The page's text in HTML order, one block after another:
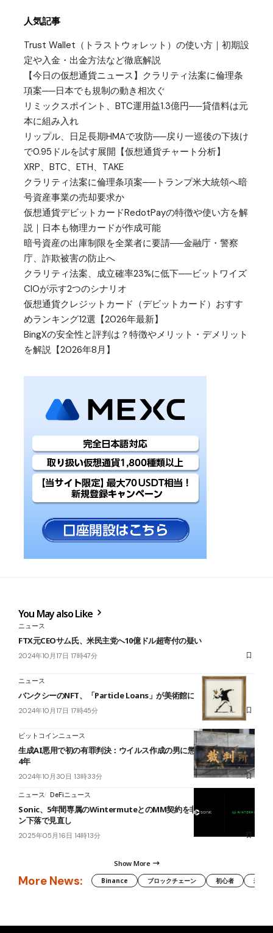
人気記事
Trust Wallet（トラストウォレット）の使い方｜初期設
定や入金・出金方法など徹底解説
【今日の仮想通貨ニュース】クラリティ法案に倫理条
項案──日本でも規制の動き相次ぐ
リミックスポイント、BTC運用益1.3億円──貸借料は元
本に組み入れ
リップル、日足長期HMAで攻防──戻り一巡後の下抜け
で0.95ドルを試す展開【仮想通貨チャート分析】
XRP、BTC、ETH、TAKE
クラリティ法案に倫理条項案──トランプ米大統領へ暗
号資産事業の売却要求か
仮想通貨デビットカードRedotPayの特徴や使い方を解
説｜日本も物理カードが作成可能
暗号資産の出庫制限を全業者に要請──金融庁・警察
庁、詐欺被害の防止へ
クラリティ法案、成立確率23%に低下──ビットワイズ
CIOが示す2つのシナリオ
仮想通貨クレジットカード（デビットカード）おすす
めランキング12選【2026年最新】
BingXの安全性と評判は？特徴やメリット・デメリット
を解説【2026年8月】
You May also Like
ニュース
FTX元CEOサム氏、米民主党へ10億ドル超寄付の疑い
2024年10月17日 17時47分
ニュース
バンクシーのNFT、「Particle Loans」が美術館に貸し出し
2024年10月17日 17時45分
ビットコインニュース
生成AI悪用で初の有罪判決：ウイルス作成の男に懲役3年、執行猶予
4年
2024年10月30日 13時33分
ニュース DeFiニュース
Sonic、5年間専属のWintermuteとのMM契約を非更新──Sトーク
ン下落で見直し
2025年05月16日 14時13分
Show More
More News: Binance ブロックチェーン 初心者 米国